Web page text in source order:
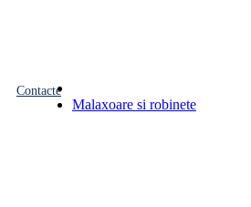
Contacte
Malaxoare si robinete